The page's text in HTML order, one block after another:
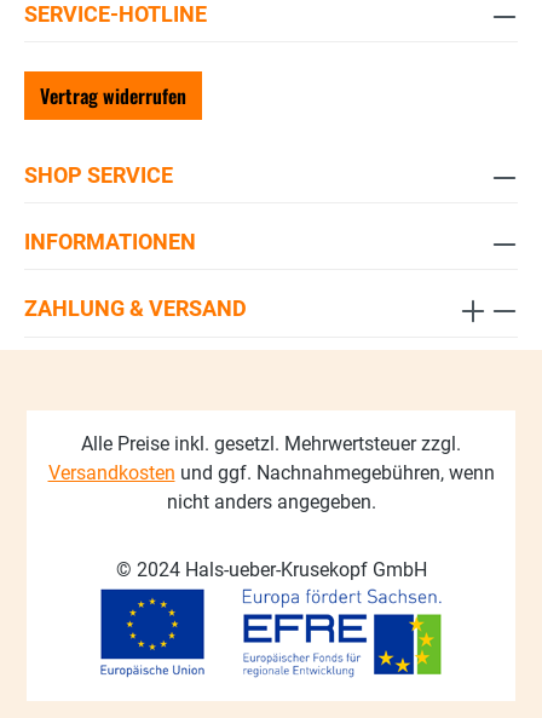
SERVICE-HOTLINE
Vertrag widerrufen
SHOP SERVICE
INFORMATIONEN
ZAHLUNG & VERSAND
Alle Preise inkl. gesetzl. Mehrwertsteuer zzgl.
Versandkosten und ggf. Nachnahmegebühren, wenn
nicht anders angegeben.
© 2024 Hals-ueber-Krusekopf GmbH